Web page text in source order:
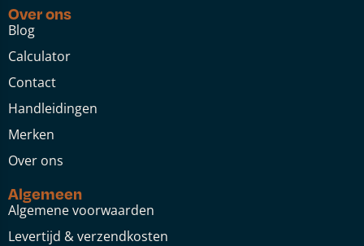
Over ons
Blog
Calculator
Contact
Handleidingen
Merken
Over ons
Algemeen
Algemene voorwaarden
Levertijd & verzendkosten